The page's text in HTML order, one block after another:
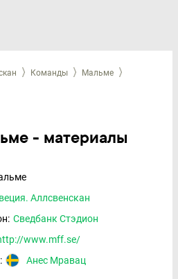
Команды
Мальме
- материалы
Аллсвенскан
Сведбанк Стэдион
www.mff.se/
Анес Мравац